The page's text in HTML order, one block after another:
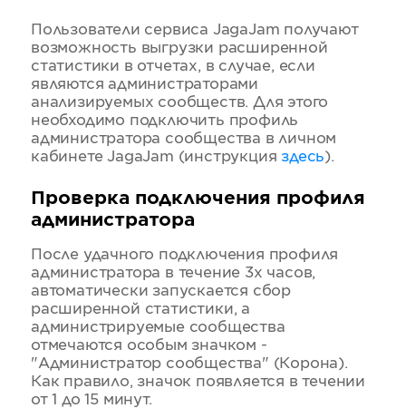
Пользователи сервиса JagaJam получают
возможность выгрузки расширенной
статистики в отчетах, в случае, если
являются администраторами
анализируемых сообществ. Для этого
необходимо подключить профиль
администратора сообщества в личном
кабинете JagaJam (инструкция здесь).
Проверка подключения профиля
администратора
После удачного подключения профиля
администратора в течение 3х часов,
автоматически запускается сбор
расширенной статистики, а
администрируемые сообщества
отмечаются особым значком -
"Администратор сообщества" (Корона).
Как правило, значок появляется в течении
от 1 до 15 минут.